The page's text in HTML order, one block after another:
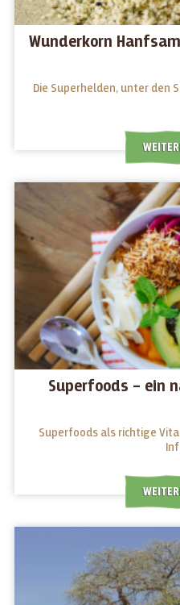
Wunderkorn
Die Superhelden, unter den
Superfoods – ein
Superfoods als richtige